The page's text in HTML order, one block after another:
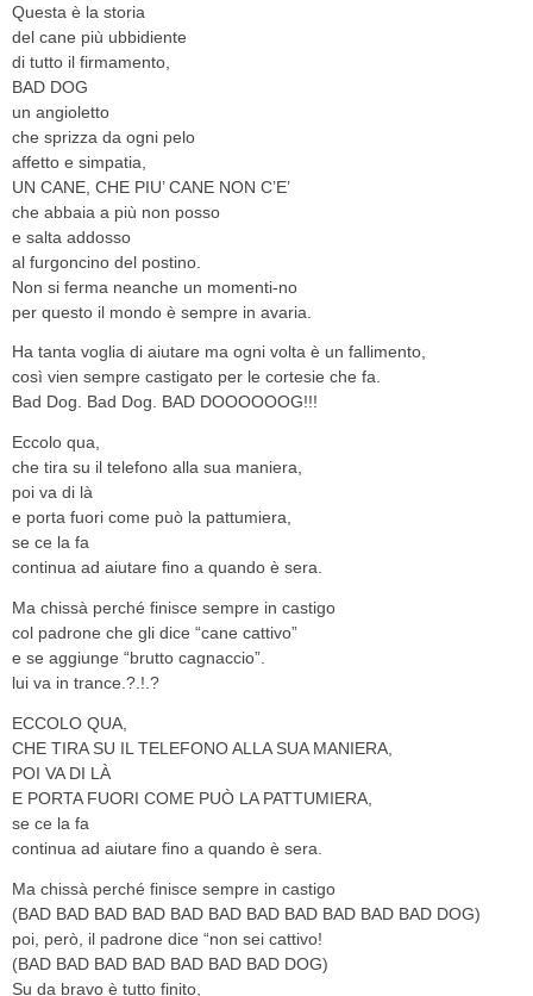
Questa è la storia
del cane più ubbidiente
di tutto il firmamento,
BAD DOG
un angioletto
che sprizza da ogni pelo
affetto e simpatia,
UN CANE, CHE PIU’ CANE NON C’E’
che abbaia a più non posso
e salta addosso
al furgoncino del postino.
Non si ferma neanche un momenti-no
per questo il mondo è sempre in avaria.
Ha tanta voglia di aiutare ma ogni volta è un fallimento,
così vien sempre castigato per le cortesie che fa.
Bad Dog. Bad Dog. BAD DOOOOOOG!!!
Eccolo qua,
che tira su il telefono alla sua maniera,
poi va di là
e porta fuori come può la pattumiera,
se ce la fa
continua ad aiutare fino a quando è sera.
Ma chissà perché finisce sempre in castigo
col padrone che gli dice “cane cattivo”
e se aggiunge “brutto cagnaccio”.
lui va in trance.?.!.?
ECCOLO QUA,
CHE TIRA SU IL TELEFONO ALLA SUA MANIERA,
POI VA DI LÀ
E PORTA FUORI COME PUÒ LA PATTUMIERA,
se ce la fa
continua ad aiutare fino a quando è sera.
Ma chissà perché finisce sempre in castigo
(BAD BAD BAD BAD BAD BAD BAD BAD BAD BAD BAD DOG)
poi, però, il padrone dice “non sei cattivo!
(BAD BAD BAD BAD BAD BAD BAD DOG)
Su da bravo è tutto finito,